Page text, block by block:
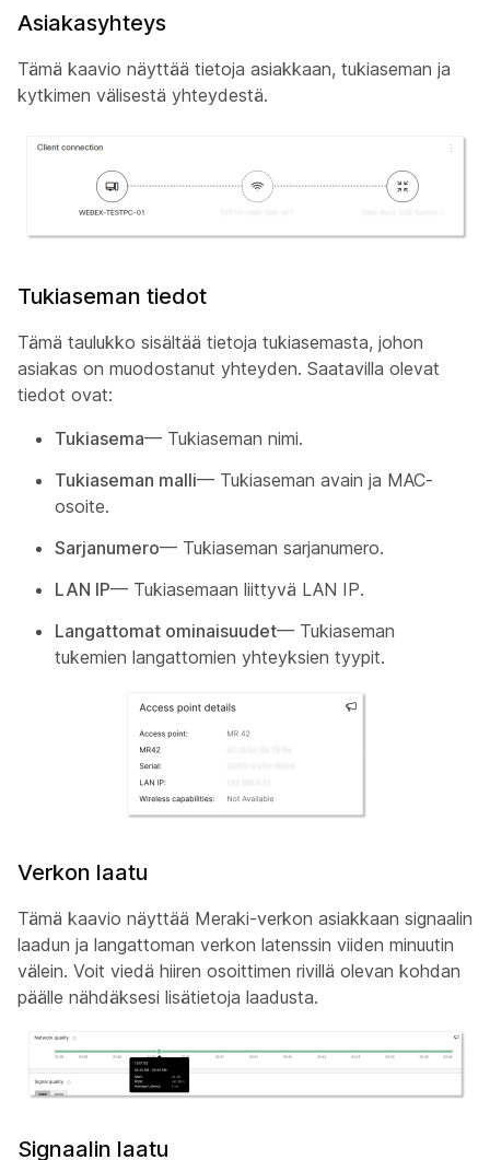
Asiakasyhteys
Tämä kaavio näyttää tietoja asiakkaan, tukiaseman ja
kytkimen välisestä yhteydestä.
Tukiaseman tiedot
Tämä taulukko sisältää tietoja tukiasemasta, johon
asiakas on muodostanut yhteyden. Saatavilla olevat
tiedot ovat:
Tukiasema— Tukiaseman nimi.
Tukiaseman malli— Tukiaseman avain ja MAC-
osoite.
Sarjanumero— Tukiaseman sarjanumero.
LAN IP— Tukiasemaan liittyvä LAN IP.
Langattomat ominaisuudet— Tukiaseman
tukemien langattomien yhteyksien tyypit.
Verkon laatu
Tämä kaavio näyttää Meraki-verkon asiakkaan signaalin
laadun ja langattoman verkon latenssin viiden minuutin
välein. Voit viedä hiiren osoittimen rivillä olevan kohdan
päälle nähdäksesi lisätietoja laadusta.
Signaalin laatu